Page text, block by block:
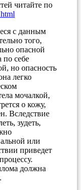
читайте по
с данным
того,
опасной
по себе
но опасность
легко
мочалкой,
о кожу,
Вследствие
зудеть,
или
приведет
должна